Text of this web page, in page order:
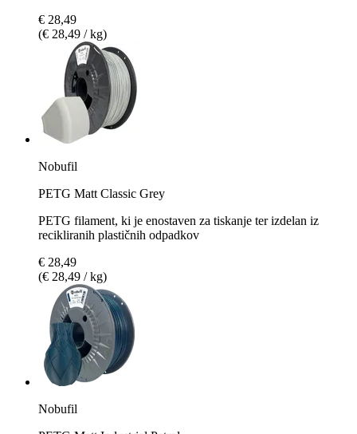
€ 28,49
(€ 28,49 / kg)
Nobufil
PETG Matt Classic Grey
PETG filament, ki je enostaven za tiskanje ter izdelan iz
recikliranih plastičnih odpadkov
€ 28,49
(€ 28,49 / kg)
Nobufil